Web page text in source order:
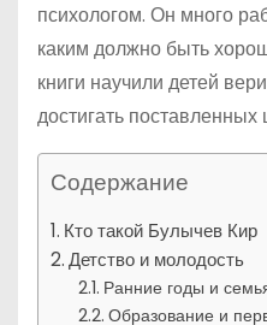
психологом. Он много
каким должно быть
книги научили детей
достигать поставленных
Содержание
Кто такой Булычев Кир
Детство и молодость
Ранние годы и
Образование и